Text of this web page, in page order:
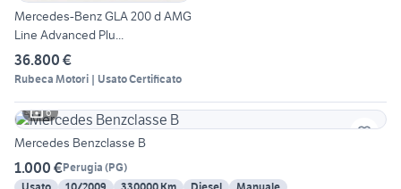
Mercedes-Benz GLA 200 d AMG
Line Advanced Plu...
36.800 €
Rubeca Motori | Usato Certificato
6
Mercedes Benzclasse B
1.000 €Perugia (PG)